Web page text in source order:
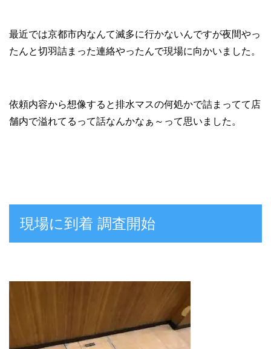
最近では京都市内なんて滅多に行かないんですが夜間やっ
たんと切羽詰まった連絡やったんで現場に向かいました。
依頼内容から想像すると排水マスの何処かで詰まってて店
舗内で溢れてるって話なんかなぁ～って思いました。
現場に到着 調査開始